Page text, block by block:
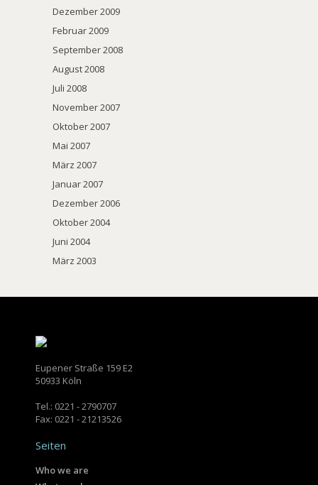
Dezember 2009
Februar 2009
September 2008
August 2008
Juli 2008
November 2007
Oktober 2007
Mai 2007
März 2007
Januar 2007
Dezember 2006
Oktober 2004
Juni 2004
März 2003
Eupener Straße 159 E2
50933 Köln
Tel.: 0221 - 2790707
Fax: 0221 - 21213526
Seiten
Who we are